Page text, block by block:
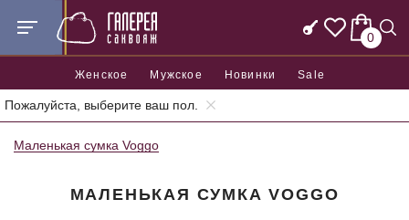
0
Женское Мужское Новинки Sale
Пожалуйста, выберите ваш пол.
Главная Женские сумки Женские маленькие сумки
Маленькая сумка Voggo
МАЛЕНЬКАЯ СУМКА VOGGO